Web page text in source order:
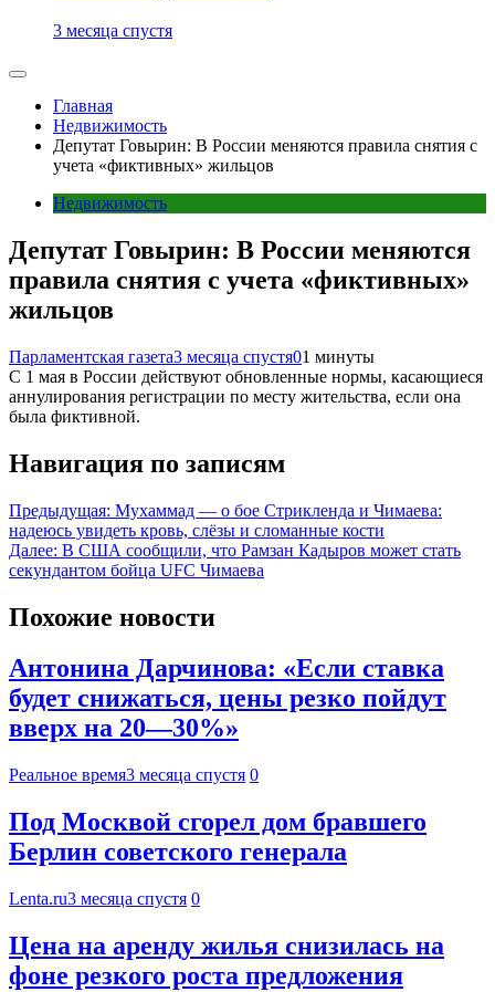
3 месяца спустя
Главная
Недвижимость
Депутат Говырин: В России меняются правила снятия с
учета «фиктивных» жильцов
Недвижимость
Депутат Говырин: В России меняются
правила снятия с учета «фиктивных»
жильцов
Парламентская газета3 месяца спустя01 минуты
С 1 мая в России действуют обновленные нормы, касающиеся
аннулирования регистрации по месту жительства, если она
была фиктивной.
Навигация по записям
Предыдущая: Мухаммад — о бое Стрикленда и Чимаева:
надеюсь увидеть кровь, слёзы и сломанные кости
Далее: В США сообщили, что Рамзан Кадыров может стать
секундантом бойца UFC Чимаева
Похожие новости
Антонина Дарчинова: «Если ставка
будет снижаться, цены резко пойдут
вверх на 20—30%»
Реальное время3 месяца спустя 0
Под Москвой сгорел дом бравшего
Берлин советского генерала
Lenta.ru3 месяца спустя 0
Цена на аренду жилья снизилась на
фоне резкого роста предложения